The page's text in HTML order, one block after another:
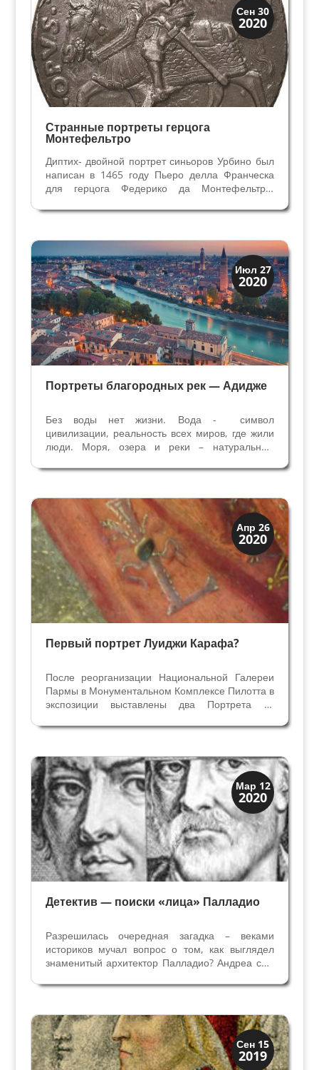
Сен 30
2020
Иконография
Портреты
Странные портреты герцога
Монтефельтро
Диптих- двойной портрет синьоров Урбино был
написан в 1465 году Пьеро делла Франческа
для герцога Федерико да Монтефельтро,
является одним из ранних портретов Эпохи
Баттисте...
Июл 27
2020
Иконография
Портреты
Портреты благородных рек — Адидже
Без воды нет жизни. Вода - символ
цивилизации, реальность всех миров, где жили
люди. Моря, озера и реки – натуральные
они характеризуют территории проживания с
многих монетах разных...
Апр 26
2020
Иконография
Портреты
Первый портрет Луиджи Карафа?
После реорганизации Национальной Галереи
Пармы в Монументальном Комплексе Пилотта в
экспозиции выставлены два Портрета из
которые приписывают художнику Франсу
века. Сомнений в том, что...
Мар 12
2020
Загадки прошлого
Иконография
Детектив — поиски «лица» Палладио
Разрешилась очередная загадка – веками
историков мучал вопрос о том, как выглядел
знаменитый архитектор Палладио? Андреа сын
стал называть себя Палладио и прославился
официального Портрета,...
Сен 15
2019
Загадки прошлого
Иконография